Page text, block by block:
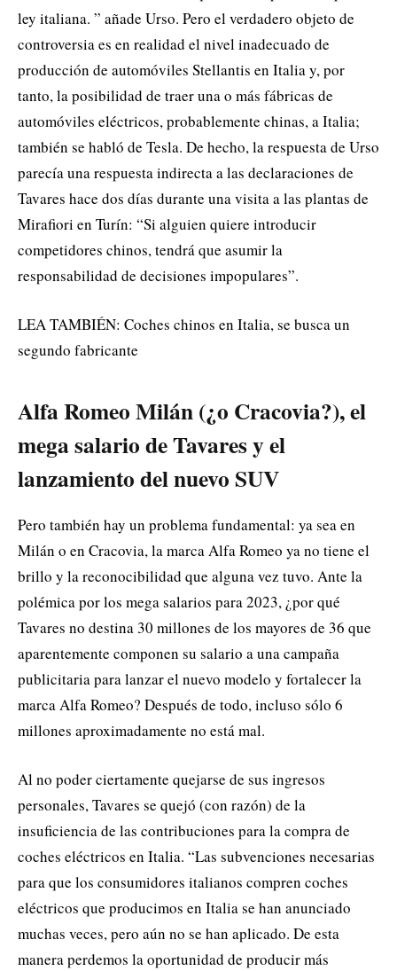
ley italiana. ” añade Urso. Pero el verdadero objeto de
controversia es en realidad el nivel inadecuado de
producción de automóviles Stellantis en Italia y, por
tanto, la posibilidad de traer una o más fábricas de
automóviles eléctricos, probablemente chinas, a Italia;
también se habló de Tesla. De hecho, la respuesta de Urso
parecía una respuesta indirecta a las declaraciones de
Tavares hace dos días durante una visita a las plantas de
Mirafiori en Turín: “Si alguien quiere introducir
competidores chinos, tendrá que asumir la
responsabilidad de decisiones impopulares”.
LEA TAMBIÉN: Coches chinos en Italia, se busca un
segundo fabricante
Alfa Romeo Milán (¿o Cracovia?), el
mega salario de Tavares y el
lanzamiento del nuevo SUV
Pero también hay un problema fundamental: ya sea en
Milán o en Cracovia, la marca Alfa Romeo ya no tiene el
brillo y la reconocibilidad que alguna vez tuvo. Ante la
polémica por los mega salarios para 2023, ¿por qué
Tavares no destina 30 millones de los mayores de 36 que
aparentemente componen su salario a una campaña
publicitaria para lanzar el nuevo modelo y fortalecer la
marca Alfa Romeo? Después de todo, incluso sólo 6
millones aproximadamente no está mal.
Al no poder ciertamente quejarse de sus ingresos
personales, Tavares se quejó (con razón) de la
insuficiencia de las contribuciones para la compra de
coches eléctricos en Italia. “Las subvenciones necesarias
para que los consumidores italianos compren coches
eléctricos que producimos en Italia se han anunciado
muchas veces, pero aún no se han aplicado. De esta
manera perdemos la oportunidad de producir más